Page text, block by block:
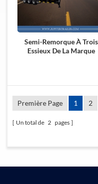
Semi-Remorque À Trois
Essieux De La Marque
Première Page 1 2
Un total de 2 pages